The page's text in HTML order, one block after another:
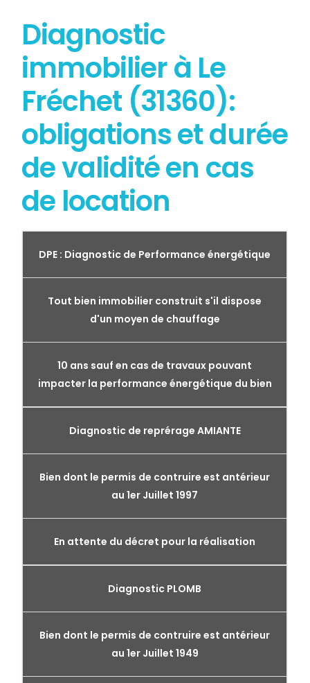
Diagnostic
immobilier à Le
Fréchet (31360):
obligations et durée
de validité en cas
de location
DPE : Diagnostic de Performance énergétique
Tout bien immobilier construit s'il dispose
d'un moyen de chauffage
10 ans sauf en cas de travaux pouvant
impacter la performance énergétique du bien
Diagnostic de reprérage AMIANTE
Bien dont le permis de contruire est antérieur
au 1er Juillet 1997
En attente du décret pour la réalisation
Diagnostic PLOMB
Bien dont le permis de contruire est antérieur
au 1er Juillet 1949